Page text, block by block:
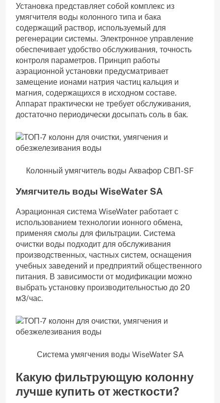
Установка представляет собой комплекс из
умягчителя воды колонного типа и бака
содержащий раствор, используемый для
регенерации системы. Электронное управление
обеспечивает удобство обслуживания, точность
контроля параметров. Принцип работы
аэрационной установки предусматривает
замещение ионами натрия частиц кальция и
магния, содержащихся в исходном составе.
Аппарат практически не требует обслуживания,
достаточно периодически досыпать соль в бак.
Колонный умягчитель воды Аквафор СВП-SF
Умягчитель воды WiseWater SA
Аэрационная система WiseWater работает с
использованием технологии ионного обмена,
применяя смолы для фильтрации. Система
очистки воды подходит для обслуживания
производственных, частных систем, оснащения
учебных заведений и предприятий общественного
питания. В зависимости от модификации можно
выбрать установку производительностью до 20
м3/час.
Система умягчения воды WiseWater SA
Какую фильтрующую колонну
лучше купить от жесткости?